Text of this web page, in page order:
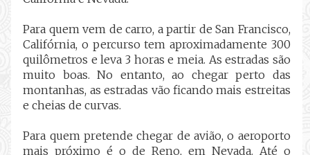
Para quem vem de carro, a partir de San Francisco,
Califórnia, o percurso tem aproximadamente 300
quilômetros e leva 3 horas e meia. As estradas são
muito boas. No entanto, ao chegar perto das
montanhas, as estradas vão ficando mais estreitas
e cheias de curvas.
Para quem pretende chegar de avião, o aeroporto
mais próximo é o de Reno, em Nevada. Até o